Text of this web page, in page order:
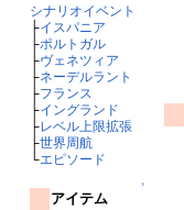
シナリオイベント
├イスパニア
├ポルトガル
├ヴェネツィア
├ネーデルラント
├フランス
├イングランド
├レベル上限拡張
├世界周航
└エピソード
↑
アイテム